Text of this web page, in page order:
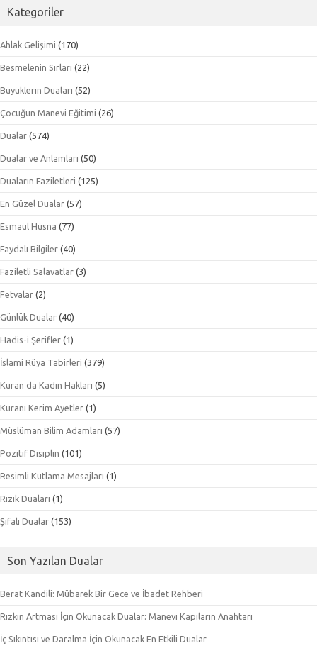
Kategoriler
Ahlak Gelişimi (170)
Besmelenin Sırları (22)
Büyüklerin Duaları (52)
Çocuğun Manevi Eğitimi (26)
Dualar (574)
Dualar ve Anlamları (50)
Duaların Faziletleri (125)
En Güzel Dualar (57)
Esmaül Hüsna (77)
Faydalı Bilgiler (40)
Faziletli Salavatlar (3)
Fetvalar (2)
Günlük Dualar (40)
Hadis-i Şerifler (1)
İslami Rüya Tabirleri (379)
Kuran da Kadın Hakları (5)
Kuranı Kerim Ayetler (1)
Müslüman Bilim Adamları (57)
Pozitif Disiplin (101)
Resimli Kutlama Mesajları (1)
Rızık Duaları (1)
Şifalı Dualar (153)
Son Yazılan Dualar
Berat Kandili: Mübarek Bir Gece ve İbadet Rehberi
Rızkın Artması İçin Okunacak Dualar: Manevi Kapıların Anahtarı
İç Sıkıntısı ve Daralma İçin Okunacak En Etkili Dualar